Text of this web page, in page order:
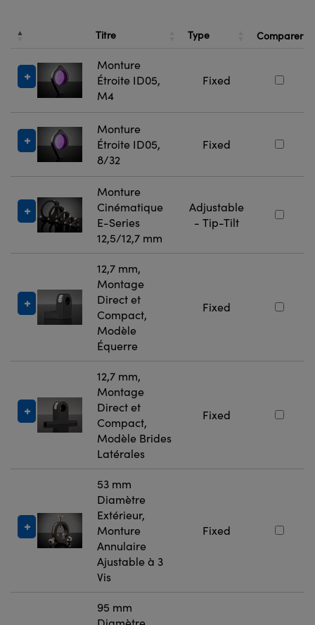
Titre Type Comparer
Monture
Étroite ID05,
M4
Fixed
Monture
Étroite ID05,
8/32
Fixed
Monture
Cinématique
E-Series
12,5/12,7 mm
Adjustable
- Tip-Tilt
12,7 mm,
Montage
Direct et
Compact,
Modèle
Équerre
Fixed
12,7 mm,
Montage
Direct et
Compact,
Modèle Brides
Latérales
Fixed
53 mm
Diamètre
Extérieur,
Monture
Annulaire
Ajustable à 3
Vis
Fixed
95 mm